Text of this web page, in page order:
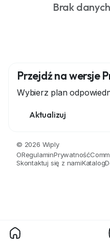
Brak
Przejdź na wersje
Wybierz plan
Aktualizuj
© 2026 Wiply
ORegulaminPrywatność
Skontaktuj się z namiKatalog